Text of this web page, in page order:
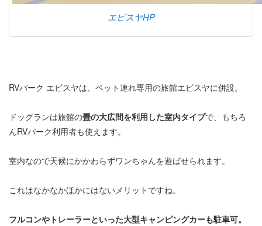
エビスヤHP
RVパーク エビスヤは、ペット連れ専用の旅館エビスヤに併設。
ドッグランは旅館の畳の大広間を利用した室内タイプで、もちろ
んRVパーク利用者も使えます。
室内なので天候にかかわらずワンちゃんを遊ばせられます。
これはなかなかほかにはないメリットですね。
フルコンやトレーラーといった大型キャンピングカーも駐車可。